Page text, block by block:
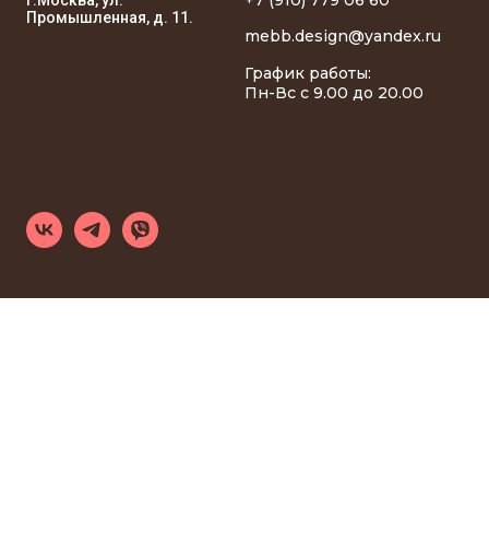
Промышленная, д. 11.
mebb.design@yandex.ru
График работы:
Пн-Вс с 9.00 до 20.00